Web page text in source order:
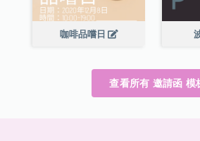
咖啡品嚐日
查看所有 邀請函 模